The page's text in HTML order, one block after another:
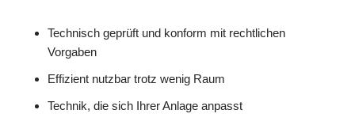
Technisch geprüft und konform mit rechtlichen
Vorgaben
Effizient nutzbar trotz wenig Raum
Technik, die sich Ihrer Anlage anpasst